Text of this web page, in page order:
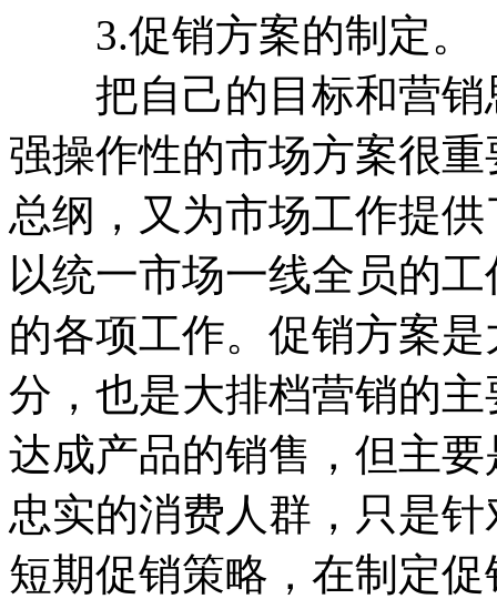
3.促销方案的制定。
把自己的目标和营销
强操作性的市场方案很
总纲，又为市场工作提
以统一市场一线全员的
的各项工作。促销方案
分，也是大排档营销的
达成产品的销售，但主
忠实的消费人群，只是
短期促销策略，在制定